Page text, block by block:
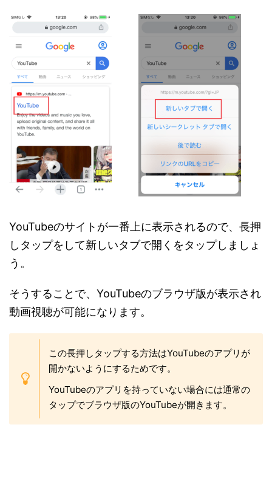
YouTubeのサイトが一番上に表示されるので、長押
しタップをして新しいタブで開くをタップしましょ
う。
そうすることで、YouTubeのブラウザ版が表示され
動画視聴が可能になります。
この長押しタップする方法はYouTubeのアプリが
開かないようにするためです。
YouTubeのアプリを持っていない場合には通常の
タップでブラウザ版のYouTubeが開きます。